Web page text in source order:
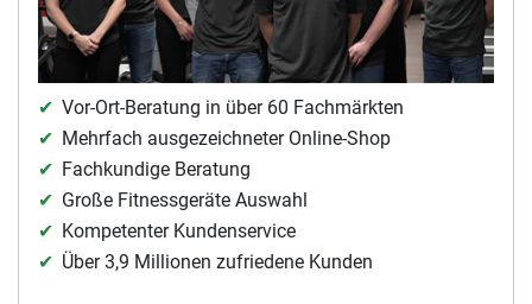
Vor-Ort-Beratung in über 60 Fachmärkten
Mehrfach ausgezeichneter Online-Shop
Fachkundige Beratung
Große Fitnessgeräte Auswahl
Kompetenter Kundenservice
Über 3,9 Millionen zufriedene Kunden